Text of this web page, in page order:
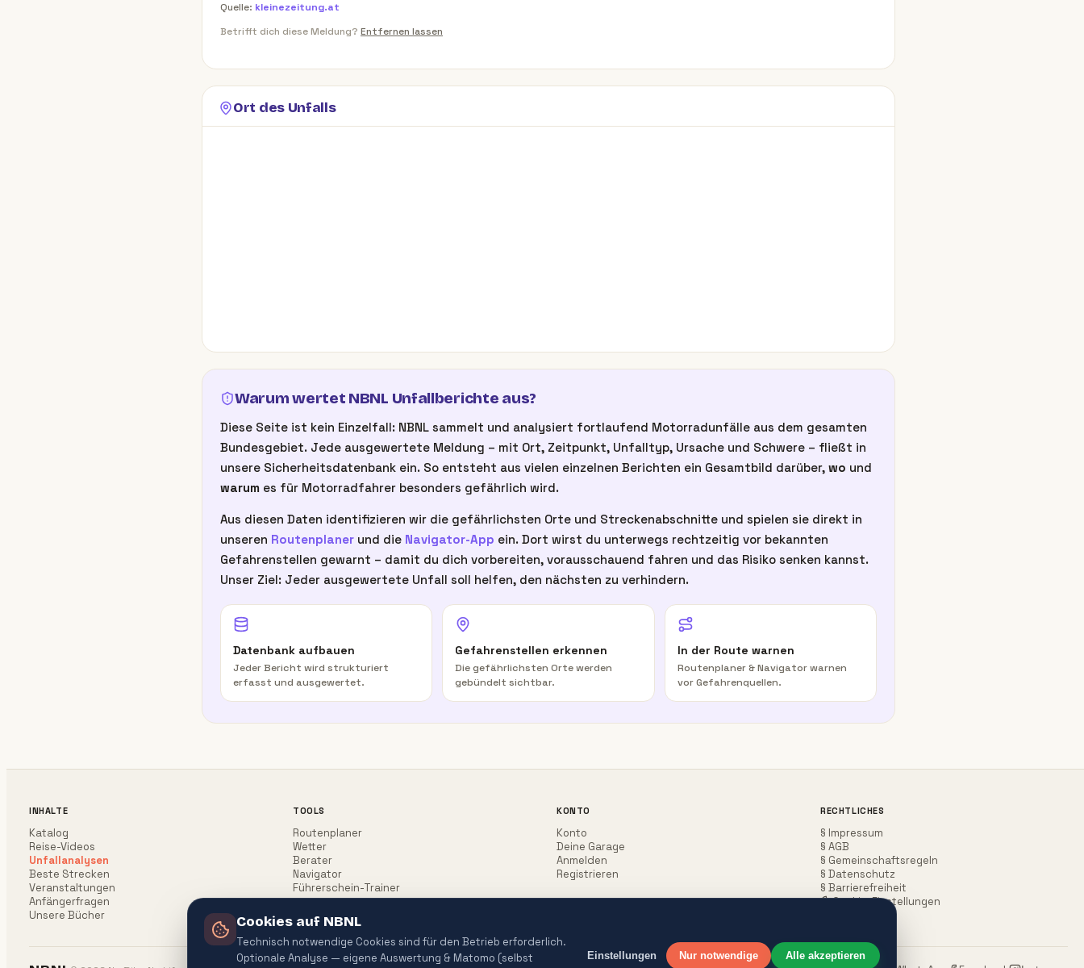
Quelle: kleinezeitung.at
Betrifft dich diese Meldung? Entfernen lassen
Ort des Unfalls
Warum wertet NBNL Unfallberichte aus?
Diese Seite ist kein Einzelfall: NBNL sammelt und analysiert fortlaufend Motorradunfälle aus dem gesamten
Bundesgebiet. Jede ausgewertete Meldung – mit Ort, Zeitpunkt, Unfalltyp, Ursache und Schwere – fließt in
unsere Sicherheitsdatenbank ein. So entsteht aus vielen einzelnen Berichten ein Gesamtbild darüber, wo und
warum es für Motorradfahrer besonders gefährlich wird.
Aus diesen Daten identifizieren wir die gefährlichsten Orte und Streckenabschnitte und spielen sie direkt in
unseren Routenplaner und die Navigator-App ein. Dort wirst du unterwegs rechtzeitig vor bekannten
Gefahrenstellen gewarnt – damit du dich vorbereiten, vorausschauend fahren und das Risiko senken kannst.
Unser Ziel: Jeder ausgewertete Unfall soll helfen, den nächsten zu verhindern.
Datenbank aufbauen
Jeder Bericht wird strukturiert
erfasst und ausgewertet.
Gefahrenstellen erkennen
Die gefährlichsten Orte werden
gebündelt sichtbar.
In der Route warnen
Routenplaner & Navigator warnen
vor Gefahrenquellen.
INHALTE
Katalog
Reise-Videos
Unfallanalysen
Beste Strecken
Veranstaltungen
Anfängerfragen
Unsere Bücher
TOOLS
Routenplaner
Wetter
Berater
Navigator
Führerschein-Trainer
KONTO
Konto
Deine Garage
Anmelden
Registrieren
RECHTLICHES
§ Impressum
§ AGB
§ Gemeinschaftsregeln
§ Datenschutz
§ Barrierefreiheit
Cookie-Einstellungen
Cookies auf NBNL
Technisch notwendige Cookies sind für den Betrieb erforderlich.
Optionale Analyse — eigene Auswertung & Matomo (selbst
Einstellungen Nur notwendige Alle akzeptieren